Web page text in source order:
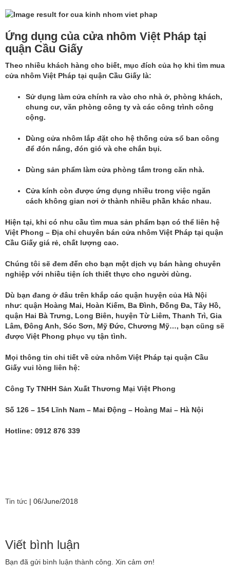
Ứng dụng của cửa nhôm Việt Pháp tại
quận Cầu Giấy
Theo nhiều khách hàng cho biết, mục đích của họ khi tìm mua
cửa nhôm Việt Pháp tại quận Cầu Giấy là:
Sử dụng làm cửa chính ra vào cho nhà ở, phòng khách,
chung cư, văn phòng công ty và các công trình công
cộng.
Dùng cửa nhôm lắp đặt cho hệ thống cửa sổ ban công
để đón nắng, đón gió và che chắn bụi.
Dùng sản phẩm làm cửa phòng tắm trong căn nhà.
Cửa kính còn được ứng dụng nhiều trong việc ngăn
cách không gian nơi ở thành nhiều phần khác nhau.
Hiện tại, khi có nhu cầu tìm mua sản phẩm bạn có thể liên hệ
Việt Phong – Địa chỉ chuyên bán cửa nhôm Việt Pháp tại quận
Cầu Giấy giá rẻ, chất lượng cao.
Chúng tôi sẽ đem đến cho bạn một dịch vụ bán hàng chuyên
nghiệp với nhiều tiện ích thiết thực cho người dùng.
Dù bạn đang ở đâu trên khắp các quận huyện của Hà Nội
như: quận Hoàng Mai, Hoàn Kiếm, Ba Đình, Đống Đa, Tây Hồ,
quận Hai Bà Trưng, Long Biên, huyện Từ Liêm, Thanh Trì, Gia
Lâm, Đông Anh, Sóc Sơn, Mỹ Đức, Chương Mỹ…, bạn cũng sẽ
được Việt Phong phục vụ tận tình.
Mọi thông tin chi tiết về cửa nhôm Việt Pháp tại quận Cầu
Giấy vui lòng liên hệ:
Công Ty TNHH Sản Xuất Thương Mại Việt Phong
Số 126 – 154 Lĩnh Nam – Mai Động – Hoàng Mai – Hà Nội
Hotline: 0912 876 339
Tin tức | 06/June/2018
Viết bình luận
Bạn đã gửi bình luận thành công. Xin cảm ơn!